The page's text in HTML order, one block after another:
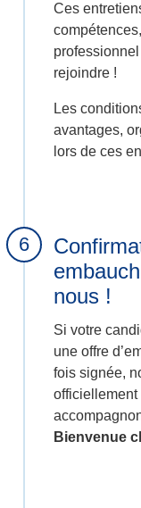
Ces
rejoindre !
Les
avantages,
lors de ces
nous !
Si votre
une offre
fois signée,
Bienvenue